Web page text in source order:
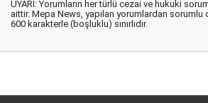
UYARI: Yorumların her türlü cezai ve hukuki
aittir. Mepa News, yapılan yorumlardan sorumlu
600 karakterle (boşluklu) sınırlıdır.